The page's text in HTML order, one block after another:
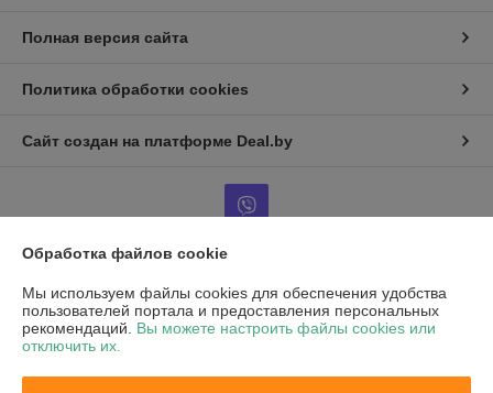
Полная версия сайта
Политика обработки cookies
Сайт создан на платформе Deal.by
Информация для покупателя
Юридическое лицо:Частное унитарное предприятие «Воркаут Мед»
РБ, 220030, г. Минск, ул. Октябрьская, д.5, оф.109
Регистрационный номер ЕГР: 193667564
Обработка файлов cookie
Мы используем файлы cookies для обеспечения удобства
пользователей портала и предоставления персональных
рекомендаций. Вы можете настроить файлы cookies или
отключить их.